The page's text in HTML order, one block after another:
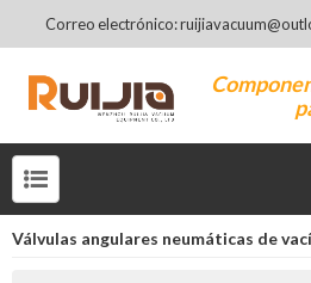
Correo electrónico:
Válvulas angulares neumáticas de